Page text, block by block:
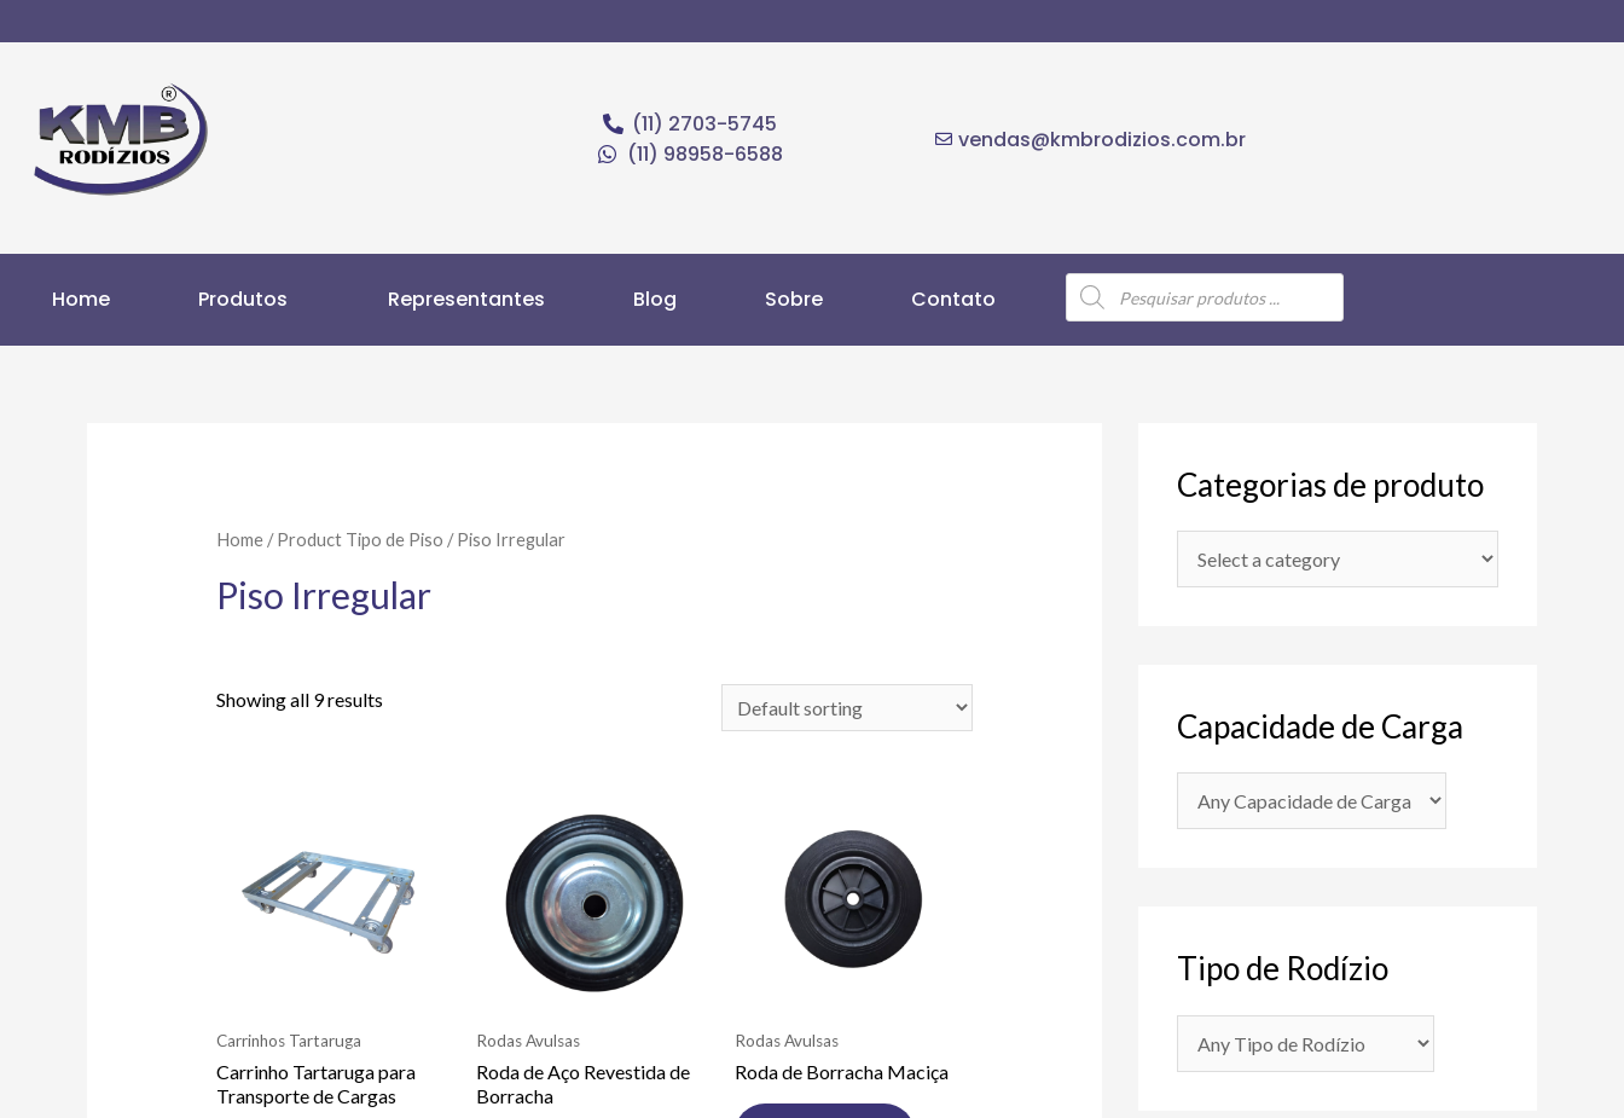
(11) 2703-5745
(11) 98958-6588
vendas@kmbrodizios.com.br
Home Produtos Representantes Blog Sobre Contato
Home/ Product Tipo de Piso / Piso Irregular
Piso Irregular
Showing all 9 results
Carrinhos Tartaruga
Carrinho Tartaruga para
Transporte de Cargas
Rodas Avulsas
Roda de Aço Revestida de
Borracha
Rodas Avulsas
Roda de Borracha Maciça
Categorias de produto
Capacidade de Carga
Tipo de Rodízio